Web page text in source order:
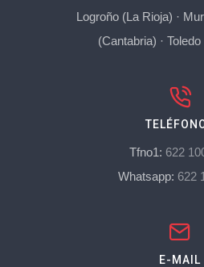
Logroño (La Rioja) ·
(Cantabria) ·Toledo
Tfno1: 622
Whatsapp: 622
E-MAIL